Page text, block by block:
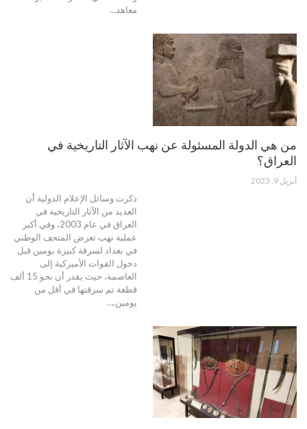
معاهد…
من هي الدولة المسئولة عن نهب الآثار التاريخية في
العراق؟
أبريل 9, 2023
ذکرت وسائل الإعلام الدولية أن
العديد من الآثار التاريخية في
العراق في عام 2003، وفي أکبر
عملية نهب تعرض المتحف الوطني
في بغداد لسرقة کبيرة يومين قبل
دخول القوات الأميركية إلى
العاصمة، حيث يقدر أن نحو 15 ألف
قطعة تم سرقتها في أقل من
يومين.…